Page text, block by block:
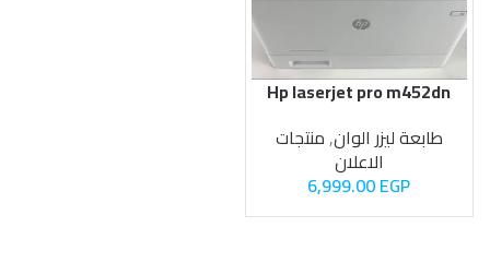
Hp laserjet pro m452dn
طابعة ليزر الوان,منتجات
الاعلان
6,999.00EGP